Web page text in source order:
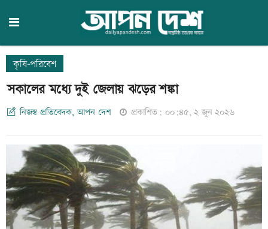
কৃষি-পরিবেশ
সকালের মধ্যে দুই জেলায় ঝড়ের শঙ্কা
নিজস্ব প্রতিবেদক, আপন দেশ প্রকাশিত: ০০:৪৫, ২ জুন ২০২৬